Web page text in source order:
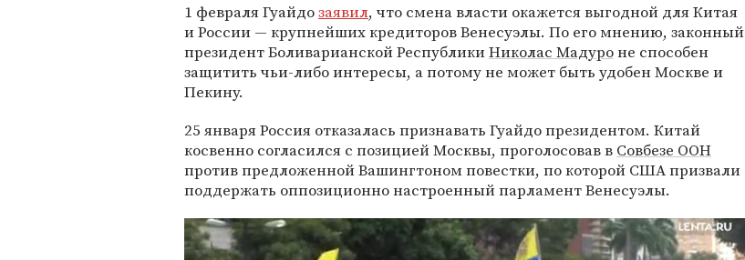
1 февраля Гуайдозаявил, что смена власти окажется выгодной для Китая
и России — крупнейших кредиторов Венесуэлы. По его мнению, законный
президент Боливарианской РеспубликиНиколас Мадуроне способен
защитить чьи-либо интересы, а потому не может быть удобен Москве и
Пекину.
25 января Россия отказалась признавать Гуайдо президентом. Китай
косвенно согласился с позицией Москвы, проголосовав в Совбезе ООН
против предложенной Вашингтоном повестки, по которой США призвали
поддержать оппозиционно настроенный парламент Венесуэлы.